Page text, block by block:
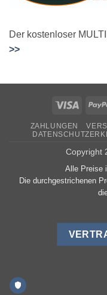
Der kostenloser
>>
Visa
ZAHLUNGEN
Copyright
Alle Preise
Die durchgestrichenen